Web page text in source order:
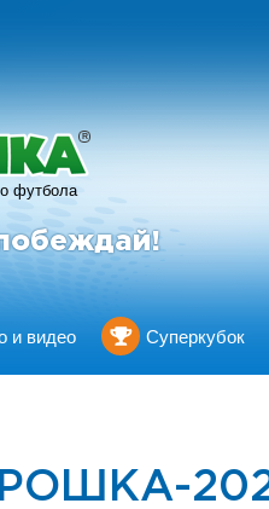
футбола
R
и видео Суперкубок